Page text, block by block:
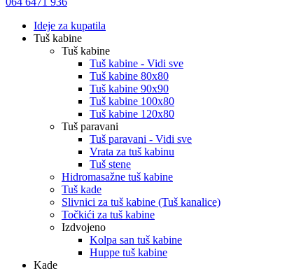
Ideje za kupatila
Tuš kabine
Tuš kabine
Tuš kabine - Vidi sve
Tuš kabine 80x80
Tuš kabine 90x90
Tuš kabine 100x80
Tuš kabine 120x80
Tuš paravani
Tuš paravani - Vidi sve
Vrata za tuš kabinu
Tuš stene
Hidromasažne tuš kabine
Tuš kade
Slivnici za tuš kabine (Tuš kanalice)
Točkići za tuš kabine
Izdvojeno
Kolpa san tuš kabine
Huppe tuš kabine
Kade